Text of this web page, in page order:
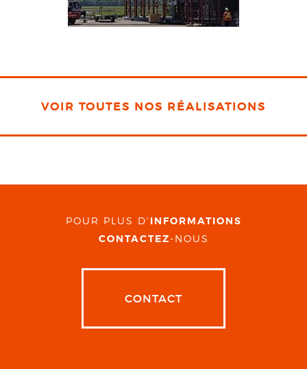
VOIR TOUTES NOS RÉALISATIONS
POUR PLUS D' INFORMATIONS
CONTACTEZ-NOUS
CONTACT